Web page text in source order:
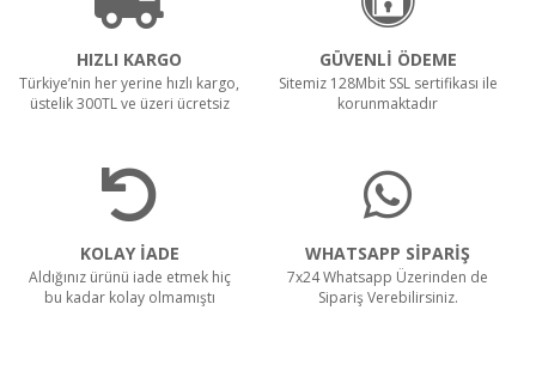
CTS40 MC Z22 EXA
HIZLI KARGO
Türkiye’nin her yerine hızlı kargo,
üstelik 300TL ve üzeri ücretsiz
GÜVENLİ ÖDEME
Sitemiz 128Mbit SSL sertifikası ile
korunmaktadır
KOLAY İADE
Aldığınız ürünü iade etmek hiç
bu kadar kolay olmamıştı
WHATSAPP SİPARİŞ
7x24 Whatsapp Üzerinden de
Sipariş Verebilirsiniz.